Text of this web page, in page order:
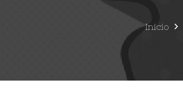
Inicio